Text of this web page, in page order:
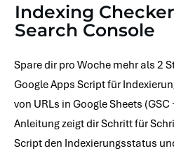
Indexing
Search Console
Spare dir pro Woche mehr als 2
Google Apps Script für
von URLs in Google Sheets (GSC
Anleitung zeigt dir Schritt für
Script den Indexierungsstatus